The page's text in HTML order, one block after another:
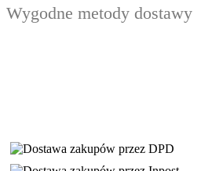
Wygodne metody dostawy